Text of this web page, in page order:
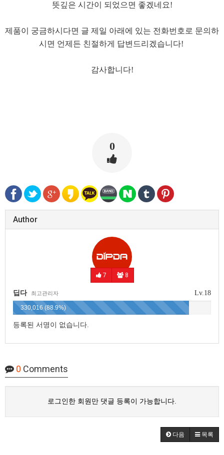
뜻깊은 시간이 되었으면 좋겠네요!
제품이 궁금하시다면 글 제일 아래에 있는 전화번호로 문의하
시면 언제든 친절하게 답변드리겠습니다! ​
감사합니다!
0
Author
7 8
Lv.18
딥다 최고관리자
330,016 (88.9%)
등록된 서명이 없습니다.
0 Comments
로그인한 회원만 댓글 등록이 가능합니다.
다음 목록